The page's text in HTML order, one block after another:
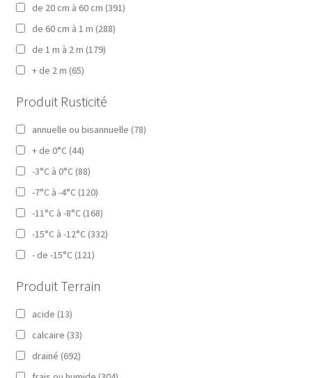
de 20 cm à 60 cm (391)
de 60 cm à 1 m (288)
de 1 m à 2 m (179)
+ de 2 m (65)
Produit Rusticité
annuelle ou bisannuelle (78)
+ de 0°C (44)
-3°C à 0°C (88)
-7°C à -4°C (120)
-11°C à -8°C (168)
-15°C à -12°C (332)
- de -15°C (121)
Produit Terrain
acide (13)
calcaire (33)
drainé (692)